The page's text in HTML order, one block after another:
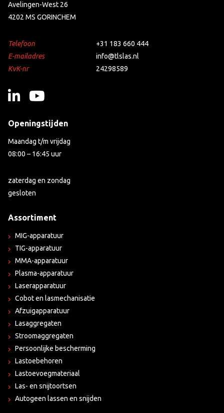
Avelingen-West 26
4202 MS GORINCHEM
Telefoon
+31 183 660 444
E-mailadres
info@tlslas.nl
KvK-nr
24298589
Openingstijden
Maandag t/m vrijdag
08:00 – 16:45 uur
zaterdag en zondag
gesloten
Assortiment
MIG-apparatuur
TIG-apparatuur
MMA-apparatuur
Plasma-apparatuur
Laserapparatuur
Cobot en lasmechanisatie
Afzuigapparatuur
Lasaggregaten
Stroomaggregaten
Persoonlijke bescherming
Lastoebehoren
Lastoevoegmateriaal
Las- en snijtoortsen
Autogeen lassen en snijden